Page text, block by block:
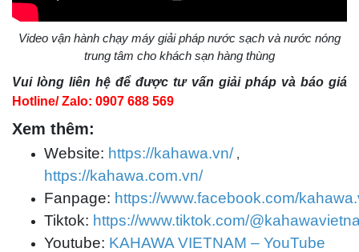
Video vận hành chạy máy giải pháp nước sạch và nước nóng
trung tâm cho khách sạn hàng thùng
Vui lòng liên hệ để được tư vấn giải pháp và báo giá
Hotline/ Zalo: 0907 688 569
Xem thêm:
Website: https://kahawa.vn/ ,
https://kahawa.com.vn/
Fanpage: https://www.facebook.com/
Tiktok: https://www.tiktok.com/
Youtube: KAHAWA VIETNAM – YouTube